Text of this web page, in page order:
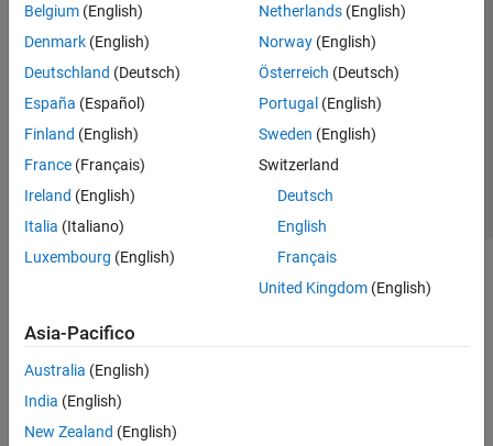
Belgium (English)
Denmark (English)
Deutschland (Deutsch)
España (Español)
Finland (English)
France (Français)
Ireland (English)
Italia (Italiano)
Luxembourg (English)
Netherlands(English)
Norway(English)
Österreich (Deutsch)
Portugal (English)
Sweden (English)
Switzerland
Deutsch
English
Français
United Kingdom(English)
Asia-Pacifico
Australia (English)
India (English)
New Zealand (English)
Centro di fiducia
Informativa sulla privacy
Antipirateria
Stato dell'applicazione
Contatti
© 1994-2026 The MathWorks, Inc.